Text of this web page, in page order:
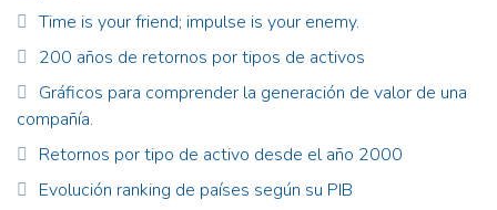
Time is your friend; impulse is your enemy.
200 años de retornos por tipos de activos
Gráficos para comprender la generación de valor de una
compañía.
Retornos por tipo de activo desde el año 2000
Evolución ranking de países según su PIB